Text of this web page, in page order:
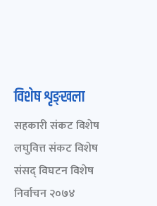
विशेष शृङ्खला
सहकारी संकट विशेष
लघुवित्त संकट विशेष
संसद् विघटन विशेष
निर्वाचन २०७४